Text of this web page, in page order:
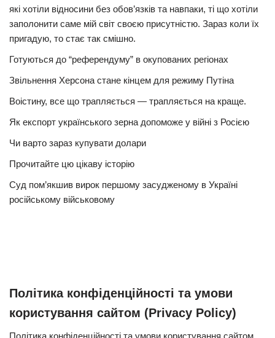
які хотіли відносини без обов’язків та навпаки, ті що хотіли
заполонити саме мій світ своєю присутністю. Зараз коли їх
пригадую, то стає так смішно.
Готуються до “референдуму” в окупованих регіонах
Звільнення Херсона стане кінцем для режиму Путіна
Воістину, все що трапляється — трапляється на краще.
Як експорт українського зерна допоможе у війні з Росією
Чи варто зараз купувати долари
Прочитайте цю цікаву історію
Суд пом’якшив вирок першому засудженому в Україні
російському військовому
Політика конфіденційності та умови
користування сайтом (Privacy Policy)
Політика конфіденційності та умови користування сайтом